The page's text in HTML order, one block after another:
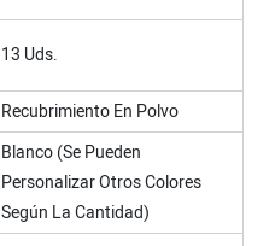
13 Uds.
Recubrimiento En Polvo
Blanco (se Pueden
Personalizar Otros Colores
Según La Cantidad)